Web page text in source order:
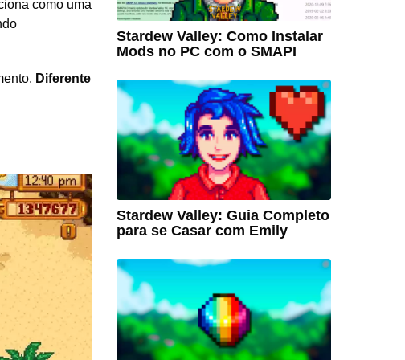
como uma
Diferente
Stardew Valley: Como Instalar
Mods no PC com o SMAPI
Stardew Valley: Guia Completo
para se Casar com Emily